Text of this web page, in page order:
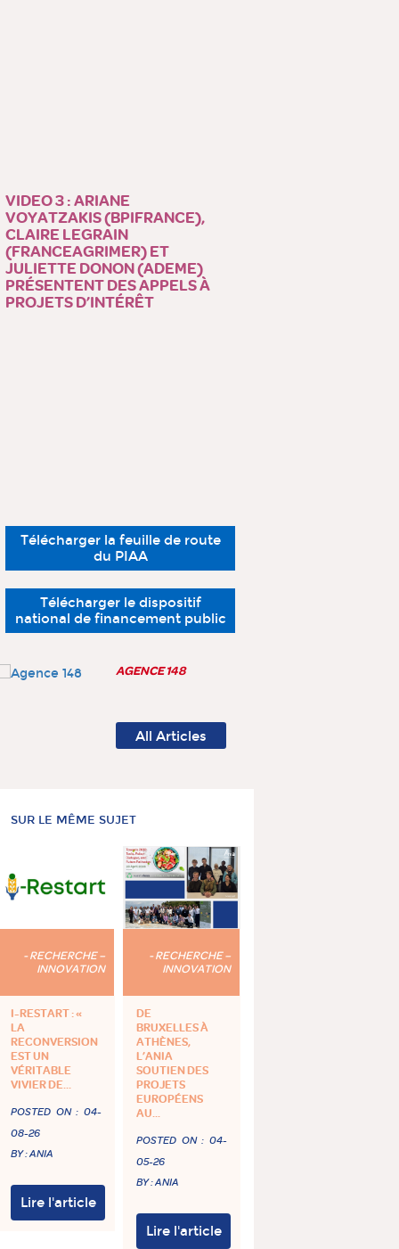
VIDEO 3 : ARIANE
VOYATZAKIS (BPIFRANCE),
CLAIRE LEGRAIN
(FRANCEAGRIMER) ET
JULIETTE DONON (ADEME)
PRÉSENTENT DES APPELS À
PROJETS D’INTÉRÊT
Télécharger la feuille de route
du PIAA
Télécharger le dispositif
national de financement public
AGENCE 148
All Articles
SUR LE MÊME SUJET
- RECHERCHE –
INNOVATION
I-RESTART : «
LA
RECONVERSION
EST UN
VÉRITABLE
VIVIER DE...
POSTED ON : 04-
08-26
BY : ANIA
Lire l'article
- RECHERCHE –
INNOVATION
DE
BRUXELLES À
ATHÈNES,
L’ANIA
SOUTIEN DES
PROJETS
EUROPÉENS
AU...
POSTED ON : 04-
05-26
BY : ANIA
Lire l'article